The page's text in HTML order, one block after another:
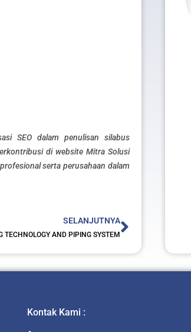
SEO dalam penulisan silabus
di website Mitra Solusi
serta perusahaan dalam
SELANJUTNYA
TECHNOLOGY AND PIPING SYSTEM
Next
Kontak Kami :